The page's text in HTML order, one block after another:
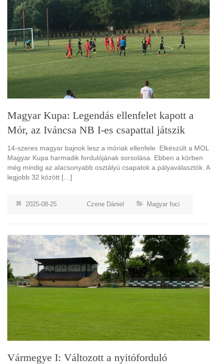
Magyar Kupa: Legendás ellenfelet kapott a
Mór, az Iváncsa NB I-es csapattal játszik
14-szeres magyar bajnok lesz a móriak ellenfele. Elkészült a MOL
Magyar Kupa harmadik fordulójának sorsolása. Ebben a körben
még mindig az alacsonyabb osztályú csapatok a pályaválasztók. A
legjobb 32 között […]
2025-08-25 Czene Dániel Magyar foci
Vármegye I: Változott a nyitóforduló